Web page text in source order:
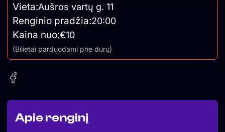
Apie renginį
Vieta:Aušros vartų g. 11
Renginio pradžia:20:00
Kaina nuo:€10
(Bilietai parduodami prie durų)